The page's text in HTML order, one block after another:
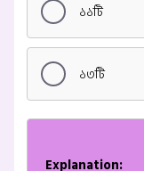
১১টি
১৩টি
Explanation: